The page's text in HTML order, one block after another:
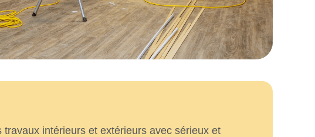
intérieurs et extérieurs avec sérieux et